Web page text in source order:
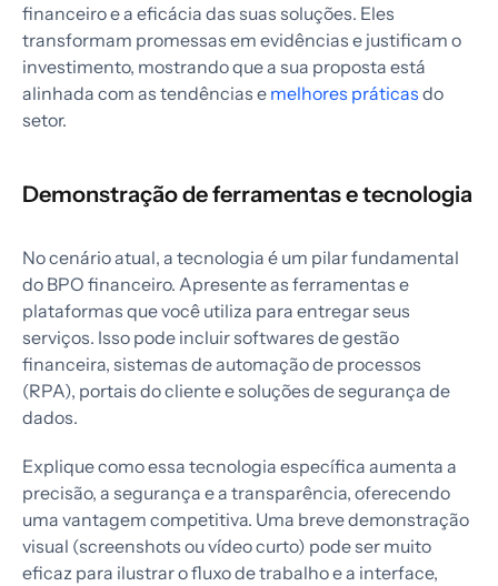
financeiro e a eficácia das suas soluções. Eles
transformam promessas em evidências e justificam o
investimento, mostrando que a sua proposta está
alinhada com as tendências e melhores práticas do
setor.
Demonstração de ferramentas e tecnologia
No cenário atual, a tecnologia é um pilar fundamental
do BPO financeiro. Apresente as ferramentas e
plataformas que você utiliza para entregar seus
serviços. Isso pode incluir softwares de gestão
financeira, sistemas de automação de processos
(RPA), portais do cliente e soluções de segurança de
dados.
Explique como essa tecnologia específica aumenta a
precisão, a segurança e a transparência, oferecendo
uma vantagem competitiva. Uma breve demonstração
visual (screenshots ou vídeo curto) pode ser muito
eficaz para ilustrar o fluxo de trabalho e a interface,